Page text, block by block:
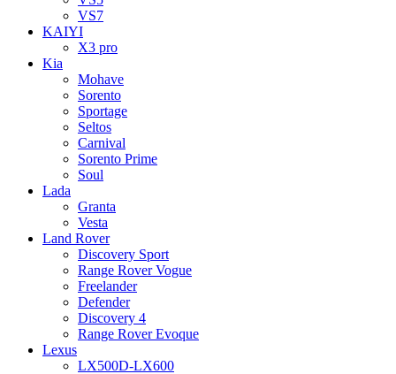
VS7
KAIYI
X3 pro
Kia
Mohave
Sorento
Sportage
Seltos
Carnival
Sorento Prime
Soul
Lada
Granta
Vesta
Land Rover
Discovery Sport
Range Rover Vogue
Freelander
Defender
Discovery 4
Range Rover Evoque
Lexus
LX500D-LX600